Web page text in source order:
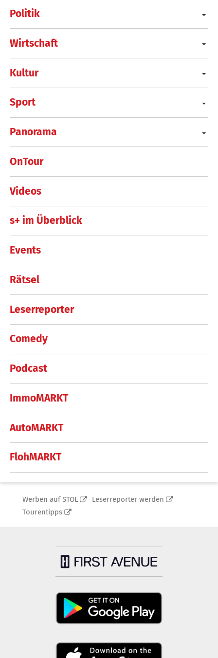
Politik
Wirtschaft
Kultur
Sport
Panorama
OnTour
Videos
s+ im Überblick
Events
Rätsel
Leserreporter
Comedy
Podcast
ImmoMARKT
AutoMARKT
FlohMARKT
Werben auf STOL
Leserreporter werden
Tourentipps